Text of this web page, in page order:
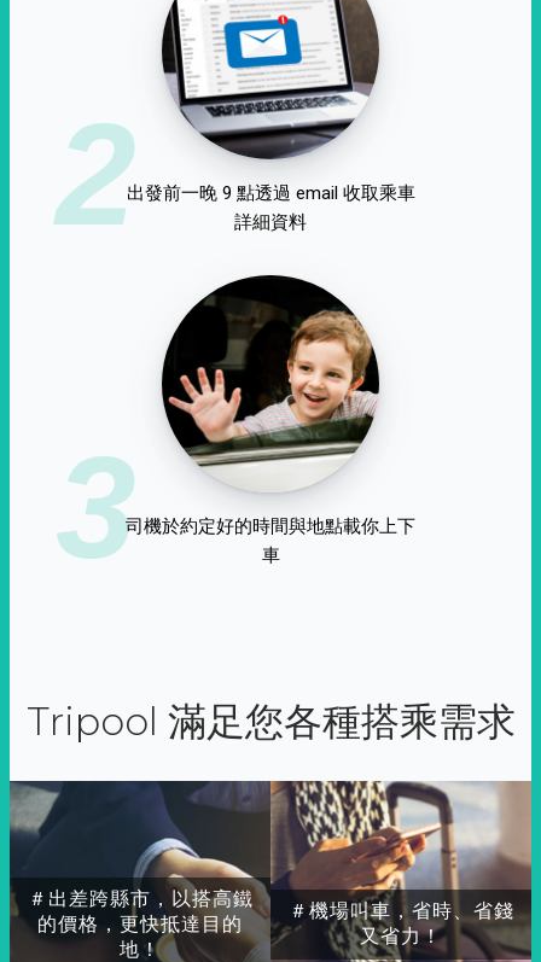
2出發前一晚 9 點透過 email 收取乘車
詳細資料
3司機於約定好的時間與地點載你上下
車
Tripool 滿足您各種搭乘需求
＃出差跨縣市，以搭高鐵
的價格，更快抵達目的
地！
＃機場叫車，省時、省錢
又省力！